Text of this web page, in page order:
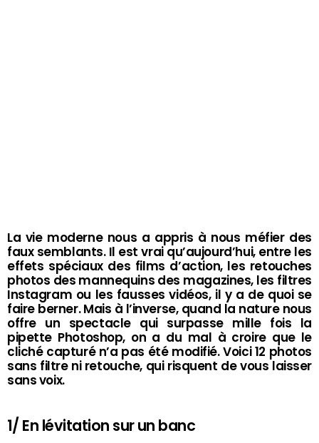
La vie moderne nous a appris à nous méfier des
faux semblants. Il est vrai qu’aujourd’hui, entre les
effets spéciaux des films d’action, les retouches
photos des mannequins des magazines, les filtres
Instagram ou les fausses vidéos, il y a de quoi se
faire berner. Mais à l’inverse, quand la nature nous
offre un spectacle qui surpasse mille fois la
pipette Photoshop, on a du mal à croire que le
cliché capturé n’a pas été modifié. Voici 12 photos
sans filtre ni retouche, qui risquent de vous laisser
sans voix.
1/ En lévitation sur un banc